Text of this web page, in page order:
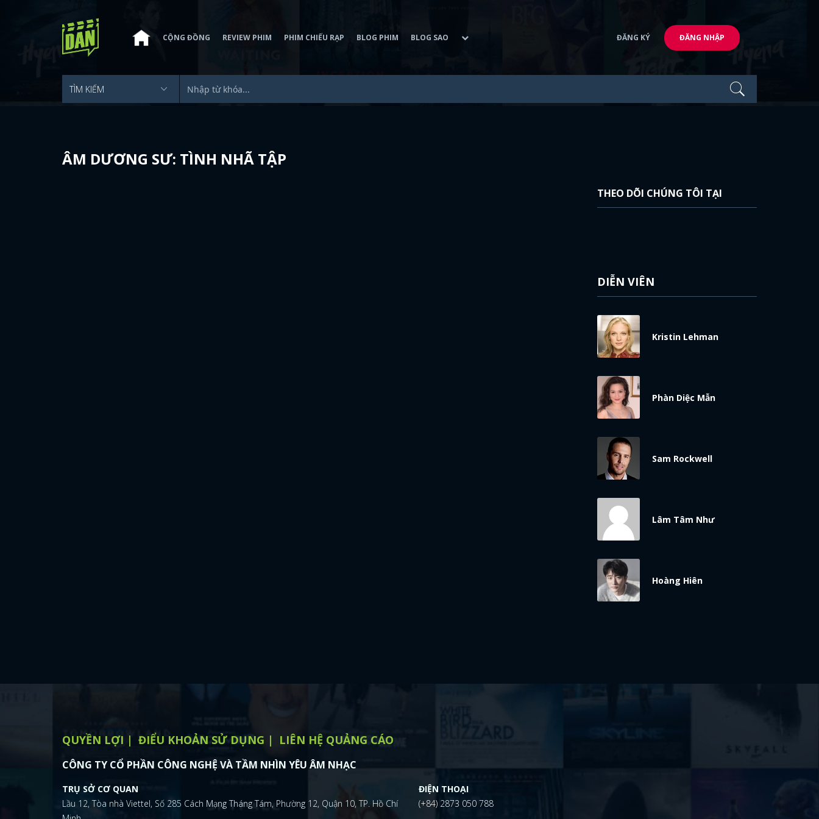
CỘNG ĐỒNG REVIEW PHIM PHIM CHIẾU RẠP BLOG PHIM BLOG SAO ĐĂNG KÝ ĐĂNG NHẬP
ÂM DƯƠNG SƯ: TÌNH NHÃ TẬP
THEO DÕI CHÚNG TÔI TẠI
DIỄN VIÊN
Kristin Lehman
Phàn Diệc Mẫn
Sam Rockwell
Lâm Tâm Như
Hoàng Hiên
QUYỀN LỢI ĐIỂU KHOẢN SỬ DỤNG LIÊN HỆ QUẢNG CÁO
CÔNG TY CỔ PHẦN CÔNG NGHỆ VÀ TẦM NHÌN YÊU ÂM NHẠC
TRỤ SỞ CƠ QUAN
Lầu 12, Tòa nhà Viettel, Số 285 Cách Mạng Tháng Tám, Phường 12, Quận 10, TP. Hồ Chí
ĐIỆN THOẠI
(+84) 2873 050 788